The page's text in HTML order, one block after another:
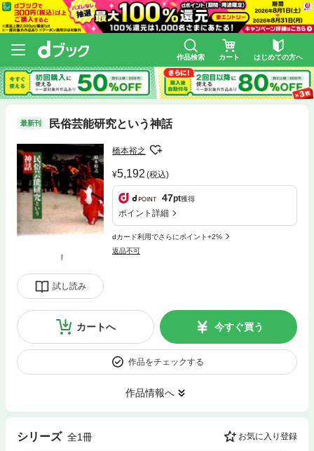
作品検索 カート はじめての方へ
最新刊 民俗芸能研究という神話
試し読み
橋本裕之
5,192 (税込)
47pt獲得
ポイント詳細
dカード利用でさらにポイント+2%
返品不可
カートへ 今すぐ買う
作品をチェックする
作品情報へ
シリーズ 全1冊 お気に入り登録